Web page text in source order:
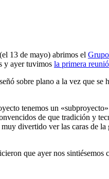
13 de mayo) abrimos el
y ayer tuvimos la primera
sobre plano a la vez que
tenemos un
de que tradición y
divertido ver las caras de
que ayer nos sintiésemos